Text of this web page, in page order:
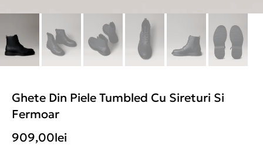
Ghete Din Piele Tumbled Cu Sireturi Si
Fermoar
909,00lei